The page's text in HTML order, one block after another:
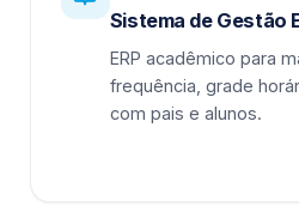
Sistema de Gestão
ERP acadêmico para
frequência, grade
com pais e alunos.